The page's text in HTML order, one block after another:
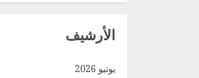
الأرشيف
يونيو 2026